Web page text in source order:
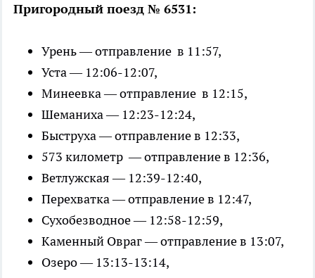
Пригородный поезд № 6531:
Урень — отправление в 11:57,
Уста — 12:06-12:07,
Минеевка — отправление в 12:15,
Шеманиха — 12:23-12:24,
Быструха — отправление в 12:33,
573 километр — отправление в 12:36,
Ветлужская — 12:39-12:40,
Перехватка — отправление в 12:47,
Сухобезводное — 12:58-12:59,
Каменный Овраг — отправление в 13:07,
Озеро — 13:13-13:14,